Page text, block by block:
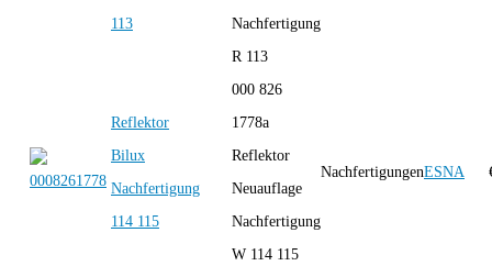
113
Nachfertigung
R 113
Reflektor
Bilux
Nachfertigung
114 115
000 826
1778a
Reflektor
Neuauflage
Nachfertigung
W 114 115
NachfertigungenESNA